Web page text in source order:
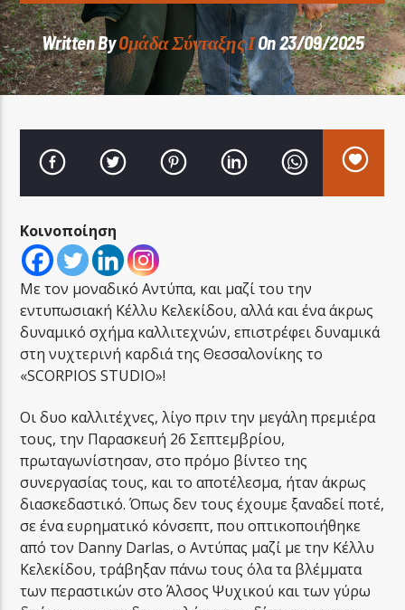
LA FAMIGLIA RADIO
Written ByOμάδα Σύνταξης ΙOn 23/09/2025
Κοινοποίηση
Με τον μοναδικό Αντύπα, και μαζί του την
εντυπωσιακή Κέλλυ Κελεκίδου, αλλά και ένα άκρως
δυναμικό σχήμα καλλιτεχνών, επιστρέφει δυναμικά
στη νυχτερινή καρδιά της Θεσσαλονίκης το
«SCORPIOS STUDIO»!
Οι δυο καλλιτέχνες, λίγο πριν την μεγάλη πρεμιέρα
τους, την Παρασκευή 26 Σεπτεμβρίου,
πρωταγωνίστησαν, στο πρόμο βίντεο της
συνεργασίας τους, και το αποτέλεσμα, ήταν άκρως
διασκεδαστικό. Όπως δεν τους έχουμε ξαναδεί ποτέ,
σε ένα ευρηματικό κόνσεπτ, που οπτικοποιήθηκε
από τον Danny Darlas, ο Αντύπας μαζί με την Κέλλυ
Κελεκίδου, τράβηξαν πάνω τους όλα τα βλέμματα
των περαστικών στο Άλσος Ψυχικού και των γύρω